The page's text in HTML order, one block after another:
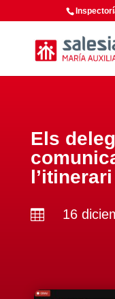
Els
 16